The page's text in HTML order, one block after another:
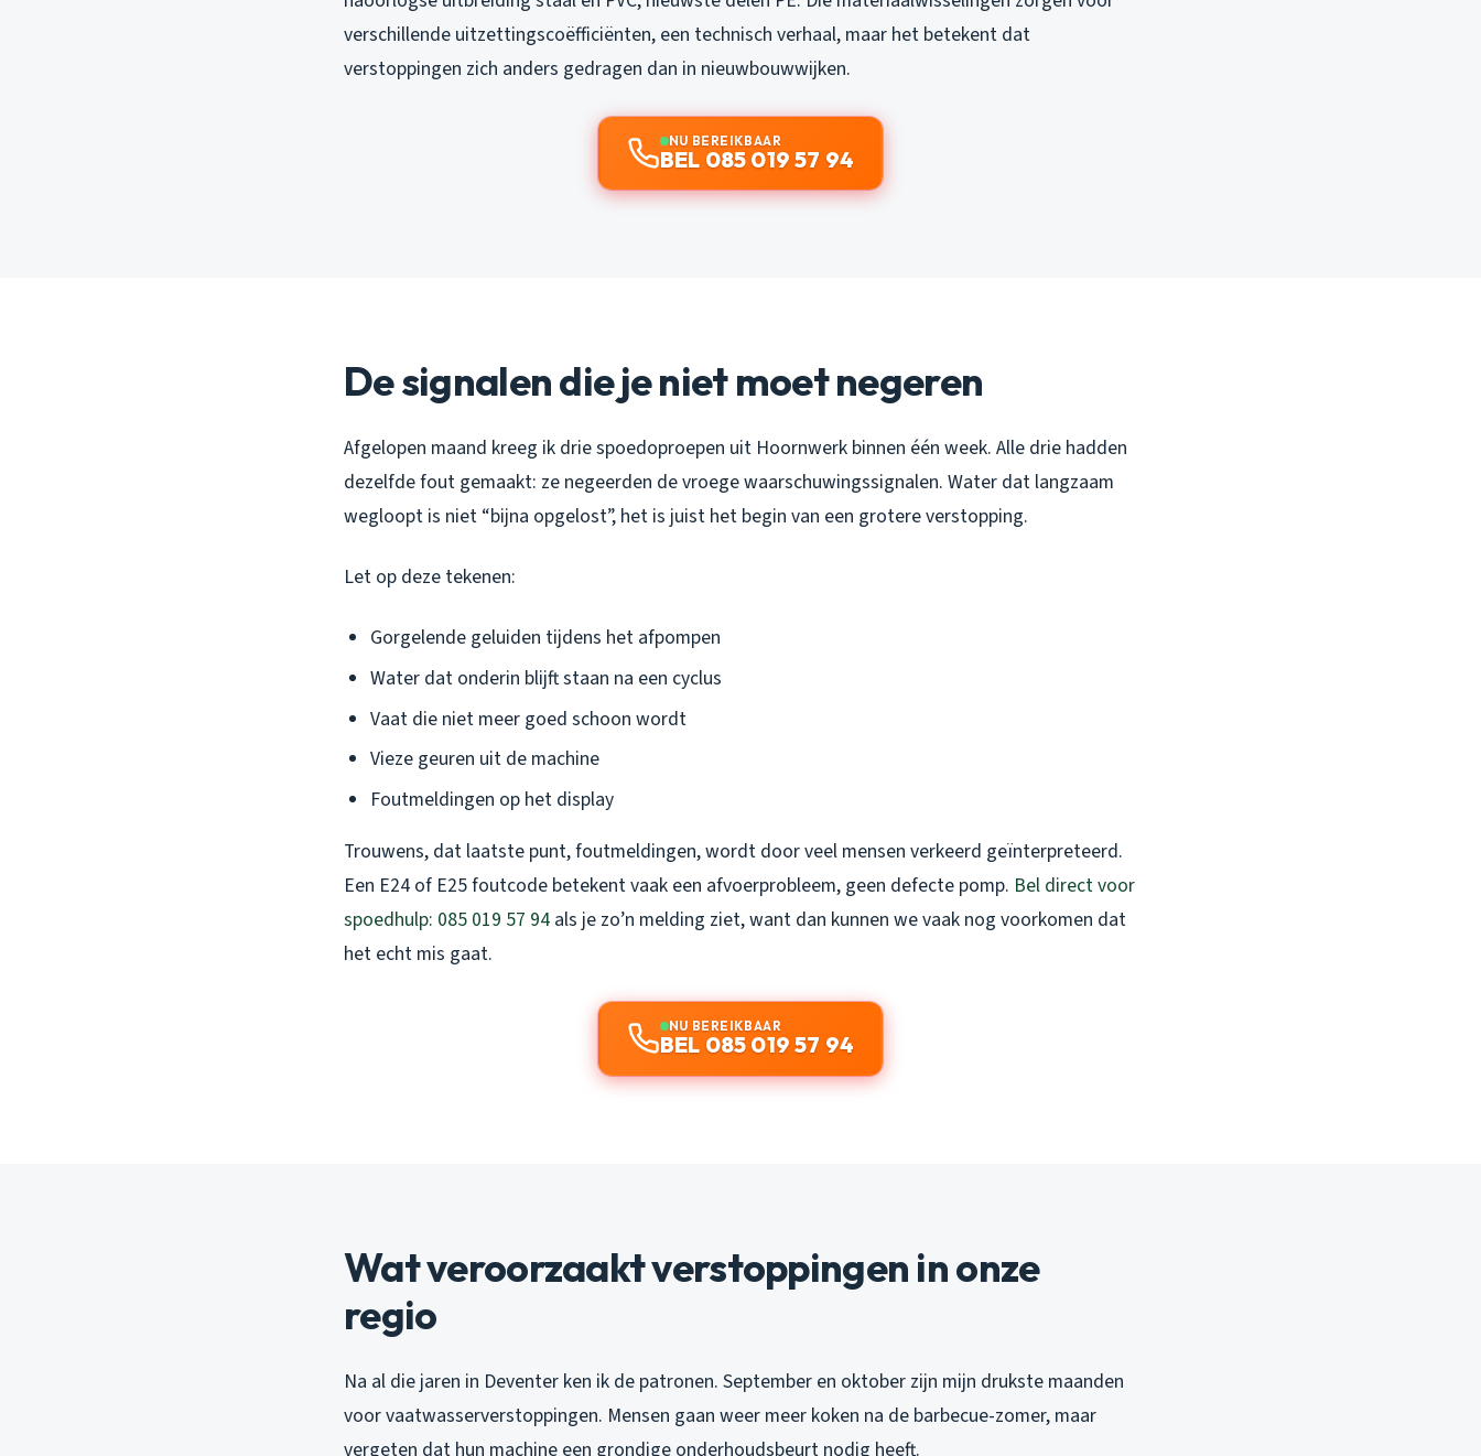
verschillende uitzettingscoëfficiënten, een technisch verhaal, maar het betekent dat
verstoppingen zich anders gedragen dan in nieuwbouwwijken.
NU BEREIKBAAR
BEL 085 019 57 94
De signalen die je niet moet negeren
Afgelopen maand kreeg ik drie spoedoproepen uit Hoornwerk binnen één week. Alle drie hadden
dezelfde fout gemaakt: ze negeerden de vroege waarschuwingssignalen. Water dat langzaam
wegloopt is niet “bijna opgelost”, het is juist het begin van een grotere verstopping.
Let op deze tekenen:
Gorgelende geluiden tijdens het afpompen
Water dat onderin blijft staan na een cyclus
Vaat die niet meer goed schoon wordt
Vieze geuren uit de machine
Foutmeldingen op het display
Trouwens, dat laatste punt, foutmeldingen, wordt door veel mensen verkeerd geïnterpreteerd.
Een E24 of E25 foutcode betekent vaak een afvoerprobleem, geen defecte pomp. Bel direct voor
spoedhulp: 085 019 57 94 als je zo’n melding ziet, want dan kunnen we vaak nog voorkomen dat
het echt mis gaat.
NU BEREIKBAAR
BEL 085 019 57 94
Wat veroorzaakt verstoppingen in onze
regio
Na al die jaren in Deventer ken ik de patronen. September en oktober zijn mijn drukste maanden
voor vaatwasserverstoppingen. Mensen gaan weer meer koken na de barbecue-zomer, maar
vergeten dat hun machine een grondige onderhoudsbeurt nodig heeft.